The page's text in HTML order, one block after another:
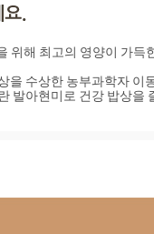
위해 최고의 영양이 가
을 수상한 농부과학자 이
발아현미로 건강 밥상을